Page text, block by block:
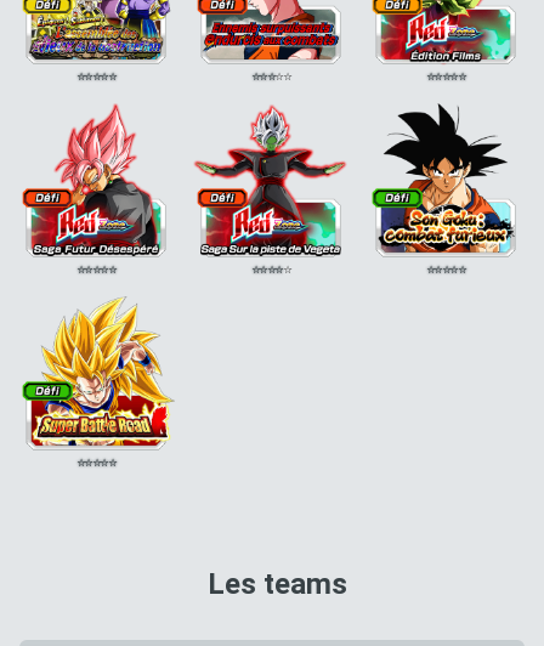
⭐⭐⭐⭐⭐ ⭐⭐⭐⭐⭐ ⭐⭐⭐⭐⭐
⭐⭐⭐⭐⭐ ⭐⭐⭐⭐⭐ ⭐⭐⭐⭐⭐
⭐⭐⭐⭐⭐
Les teams